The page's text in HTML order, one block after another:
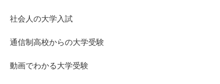
社会人の大学入試
通信制高校からの大学受験
動画でわかる大学受験